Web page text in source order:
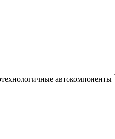
автокомпоненты